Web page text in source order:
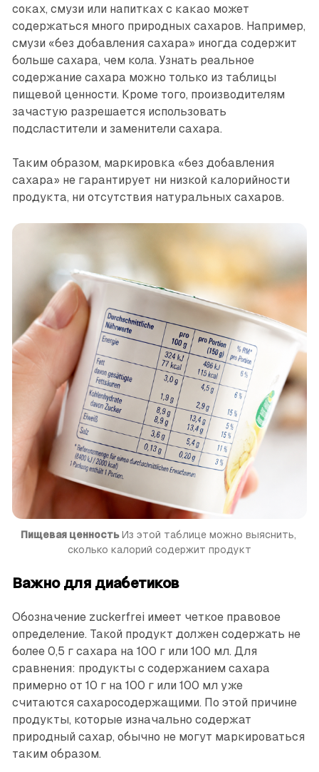
соках, смузи или напитках с какао может
содержаться много природных сахаров. Например,
смузи «без добавления сахара» иногда содержит
больше сахара, чем кола. Узнать реальное
содержание сахара можно только из таблицы
пищевой ценности. Кроме того, производителям
зачастую разрешается использовать
подсластители и заменители сахара.
Таким образом, маркировка «без добавления
сахара» не гарантирует ни низкой калорийности
продукта, ни отсутствия натуральных сахаров.
Пищевая ценность Из этой таблице можно выяснить,
сколько калорий содержит продукт
Важно для диабетиков
Обозначение zuckerfrei имеет четкое правовое
определение. Такой продукт должен содержать не
более 0,5 г сахара на 100 г или 100 мл. Для
сравнения: продукты с содержанием сахара
примерно от 10 г на 100 г или 100 мл уже
считаются сахаросодержащими. По этой причине
продукты, которые изначально содержат
природный сахар, обычно не могут маркироваться
таким образом.